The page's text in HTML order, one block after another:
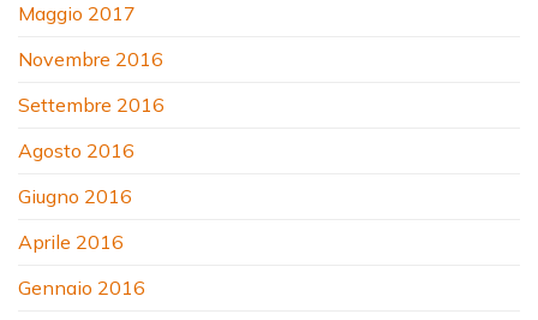
Maggio 2017
Novembre 2016
Settembre 2016
Agosto 2016
Giugno 2016
Aprile 2016
Gennaio 2016